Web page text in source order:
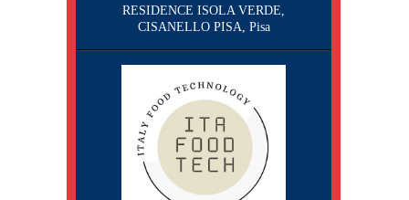
RESIDENCE ISOLA VERDE,
CISANELLO PISA, Pisa